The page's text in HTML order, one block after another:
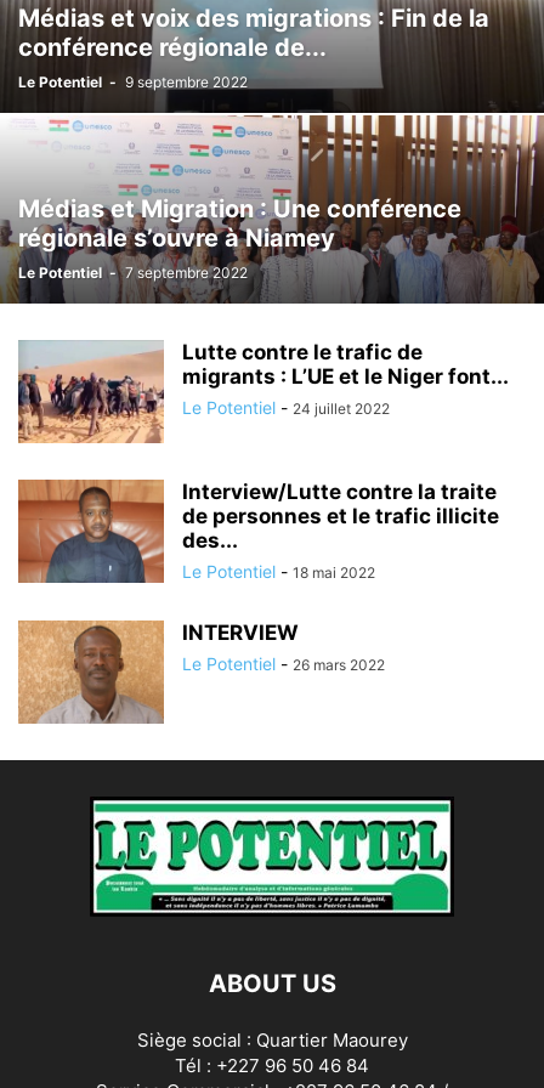
Médias et voix des migrations : Fin de la
conférence régionale de...
Le Potentiel - 9 septembre 2022
Médias et Migration : Une conférence
régionale s’ouvre à Niamey
Le Potentiel - 7 septembre 2022
Lutte contre le trafic de
migrants : L’UE et le Niger font...
Le Potentiel - 24 juillet 2022
Interview/Lutte contre la traite
de personnes et le trafic illicite
des...
Le Potentiel - 18 mai 2022
INTERVIEW
Le Potentiel - 26 mars 2022
ABOUT US
Siège social : Quartier Maourey
Tél : +227 96 50 46 84